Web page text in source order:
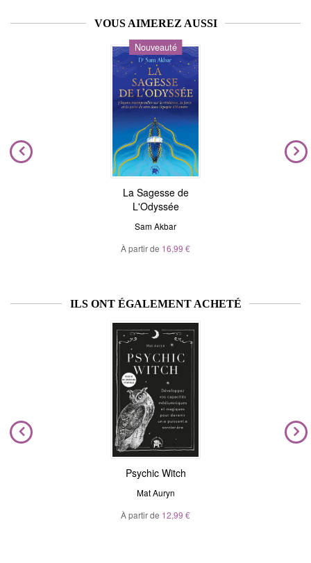
VOUS AIMEREZ AUSSI
Nouveauté
La Sagesse de
L'Odyssée
Sam Akbar
À partir de 16,99 €
ILS ONT ÉGALEMENT ACHETÉ
Psychic Witch
Mat Auryn
À partir de 12,99 €